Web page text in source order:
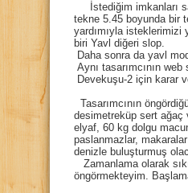
İstediğim imkanları
tekne 5.45 boyunda bir
yardımıyla isteklerimizi
biri Yavl diğeri slop.
Daha sonra da yavl
Aynı tasarımcının
Devekuşu-2 için karar
Tasarımcının
desimetreküp sert ağaç
elyaf, 60 kg dolgu
paslanmazlar,
denizle buluşturmuş
Zamanlama olarak
öngörmekteyim.